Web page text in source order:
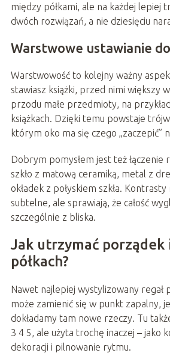
między półkami, ale na każdej lepiej
dwóch rozwiązań, a nie dziesięciu
Warstwowe ustawianie
Warstwowość to kolejny ważny
stawiasz książki, przed nimi większy
przodu małe przedmioty, na
książkach. Dzięki temu powstaje
którym oko ma się czego „zaczepić”
Dobrym pomysłem jest też łączenie
szkło z matową ceramiką, metal z
okładek z połyskiem szkła. Kontrasty
subtelne, ale sprawiają, że całość
szczególnie z bliska.
Jak utrzymać porządek
półkach?
Nawet najlepiej wystylizowany regał
może zamienić się w punkt zapalny,
dokładamy tam nowe rzeczy. Tu
3 4 5, ale użyta trochę inaczej – jako
dekoracji i pilnowanie rytmu.